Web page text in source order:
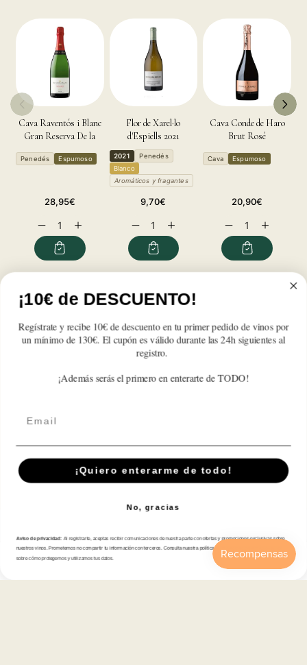
Cava Raventós i Blanc
Gran Reserva De la
Finca
Penedés Espumoso
Precio
28,95€
Reducir
cantidad
para
Raventós
i
de
Rosé
Aumentar
cantidad
para
Raventós
i
de
Rosé
Flor de Xarel·lo
d'Espiells 2021
2021
Penedés
Blanco
Aromáticos y fragantes
Precio
9,70€
Reducir
cantidad
para
Raventós
i
de
Rosé
Aumentar
cantidad
para
Raventós
i
de
Rosé
Cava Conde de Haro
Brut Rosé
Cava Espumoso
Precio
20,90€
Reducir
cantidad
para
Raventós
i
Rosé
Aumentar
cantidad
para
Raventós
i
Rosé
Sé el primero en escribir una reseña
Suscríbete A Nuestra Newsletter
Correo electrónico
Tienda
Cuenta Carrito
¡10€ de DESCUENTO!
Regístrate y recibe 10€ de descuento en tu primer pedido de vinos por
un mínimo de 130€. El cupón es válido durante las 24h siguientes al
registro.
¡Además serás el primero en enterarte de TODO!
¡Quiero enterarme de todo!
No, gracias
Aviso de privacidad: Al registrarte, aceptas recibir comunicaciones de nuestra parte con ofertas y promociones exclusivas sobre
nuestros vinos. Prometemos no compartir tu información con terceros. Consulta nuestra política de privacidad para más detalles
sobre cómo protegemos y utilizamos tus datos.